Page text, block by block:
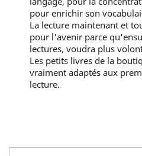
pour enrichir son
La lecture maintenant et
pour l'avenir parce
lectures, voudra plus
Les petits livres de la
vraiment adaptés aux
lecture.